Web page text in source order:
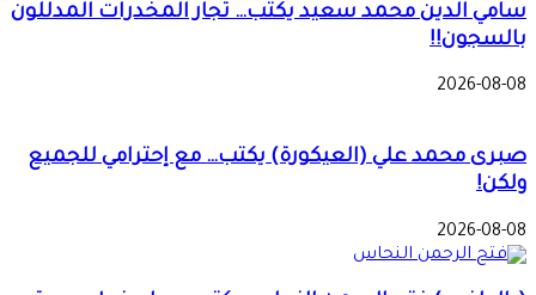
سامي الدين محمد سعيد يكتب… تجار المخدرات المدللون
بالسجون!!
2026-08-08
صبرى محمد علي (العيكورة) يكتب… مع إحترامي للجميع
ولكن!
2026-08-08